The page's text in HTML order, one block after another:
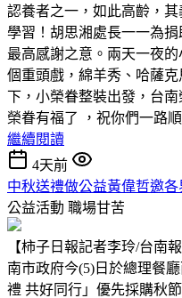
認養者之一，如此高齡，
學習！胡思湘處長一一為
最高感謝之意。兩天一夜
個重頭戲，綿羊秀、哈薩
下，小榮眷整裝出發，台
榮眷有福了 ，祝你們一路
繼續閱讀
4天前
中秋送禮做公益黃偉哲邀
公益活動 職場甘苦
【柿子日報記者李玲/台南
南市政府今(5)日於總理餐
禮 共好同行」優先採購秋